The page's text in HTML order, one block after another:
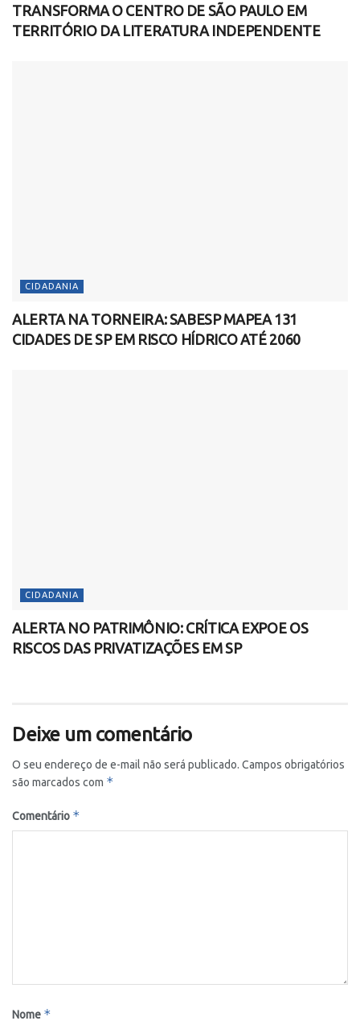
TRANSFORMA O CENTRO DE SÃO PAULO EM
TERRITÓRIO DA LITERATURA INDEPENDENTE
CIDADANIA
ALERTA NA TORNEIRA: SABESP MAPEA 131
CIDADES DE SP EM RISCO HÍDRICO ATÉ 2060
CIDADANIA
ALERTA NO PATRIMÔNIO: CRÍTICA EXPOE OS
RISCOS DAS PRIVATIZAÇÕES EM SP
Deixe um comentário
O seu endereço de e-mail não será publicado. Campos obrigatórios
são marcados com *
Comentário *
Nome *